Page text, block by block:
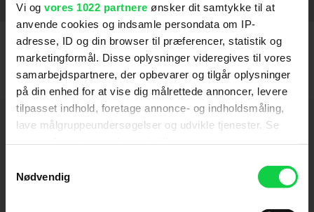
Vi og vores 1022 partnere ønsker dit samtykke til at
anvende cookies og indsamle persondata om IP-
adresse, ID og din browser til præferencer, statistik og
marketingformål. Disse oplysninger videregives til vores
samarbejdspartnere, der opbevarer og tilgår oplysninger
på din enhed for at vise dig målrettede annoncer, levere
tilpasset indhold, foretage annonce- og indholdsmåling,
lave målgruppeundersøgelser og udvikle tjenester. Se
tilbage eller ændre indstillinger fra vores
"Cookiedeklaration", eller ved at trykke på "Privacy
Nødvendig
Hold dig opdateret
Send